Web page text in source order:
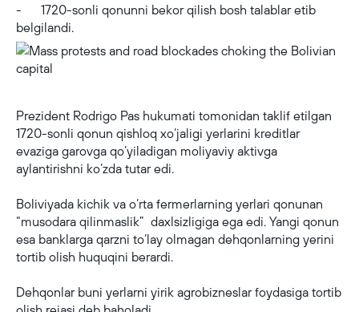
- 1720-sonli qonunni bekor qilish bosh talablar etib
belgilandi.
Prezident Rodrigo Pas hukumati tomonidan taklif etilgan
1720-sonli qonun qishloq xo‘jaligi yerlarini kreditlar
evaziga garovga qo‘yiladigan moliyaviy aktivga
aylantirishni ko‘zda tutar edi.
Boliviyada kichik va o‘rta fermerlarning yerlari qonunan
“musodara qilinmaslik” daxlsizligiga ega edi. Yangi qonun
esa banklarga qarzni to‘lay olmagan dehqonlarning yerini
tortib olish huquqini berardi.
Dehqonlar buni yerlarni yirik agrobizneslar foydasiga tortib